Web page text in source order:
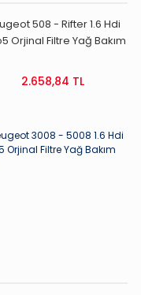
508 - Rifter 1.6 Hdi
Orjinal Filtre Yağ Bakım
2.658,84 TL